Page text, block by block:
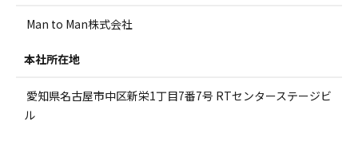
Man to Man株式会社
本社所在地
愛知県名古屋市中区新栄1丁目7番7号 RTセンターステージビ
ル